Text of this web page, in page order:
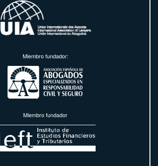
Miembro fundador:
Miembro fundador